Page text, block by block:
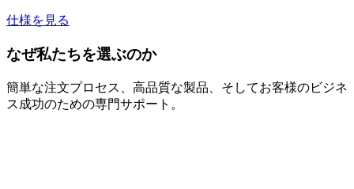
仕様を見る
なぜ私たちを選ぶのか
簡単な注文プロセス、高品質な製品、そしてお客様のビジネ
ス成功のための専門サポート。